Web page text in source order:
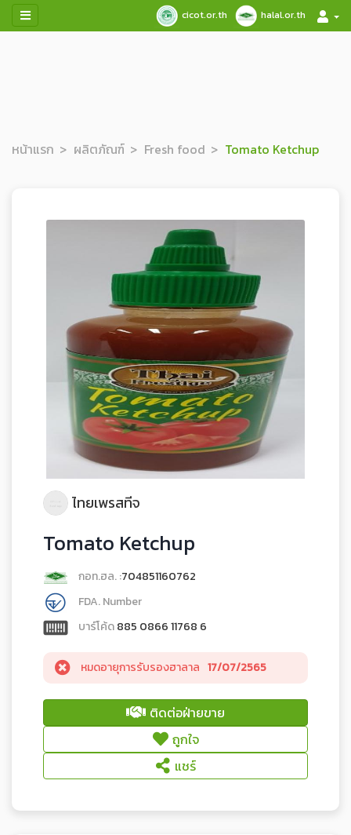
cicot.or.th halal.or.th
หน้าแรก ผลิตภัณฑ์ Fresh food Tomato Ketchup
ไทยเพรสทีจ
Tomato Ketchup
กอท.ฮล. :704851160762
FDA. Number
บาร์โค้ด885 0866 11768 6
หมดอายุการรับรองฮาลาล 17/07/2565
ติดต่อฝ่ายขาย
ถูกใจ
แชร์